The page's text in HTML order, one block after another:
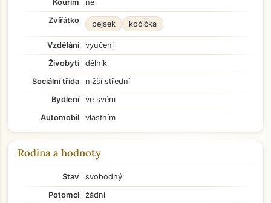
Kouřím
ne
Zvířátko
pejsek kočička
Vzdělání
vyučení
Živobytí
dělník
Sociální třída
nižší střední
Bydlení
ve svém
Automobil
vlastním
Rodina a hodnoty
Stav
svobodný
Potomci
žádní